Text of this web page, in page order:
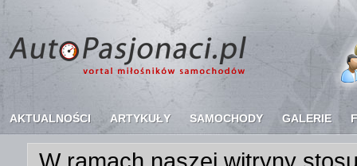
AKTUALNOŚCI ARTYKUŁY SAMOCHODY GALERIE